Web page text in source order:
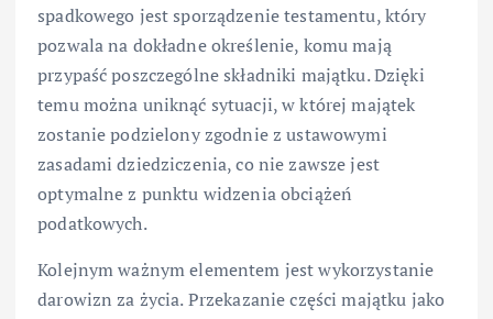
spadkowego jest sporządzenie testamentu, który
pozwala na dokładne określenie, komu mają
przypaść poszczególne składniki majątku. Dzięki
temu można uniknąć sytuacji, w której majątek
zostanie podzielony zgodnie z ustawowymi
zasadami dziedziczenia, co nie zawsze jest
optymalne z punktu widzenia obciążeń
podatkowych.
Kolejnym ważnym elementem jest wykorzystanie
darowizn za życia. Przekazanie części majątku jako